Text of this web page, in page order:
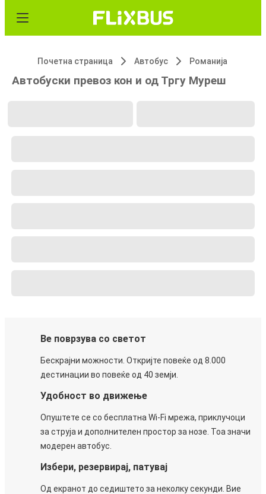
Почетна страница Автобус Романија
Автобуски превоз кон и од Тргу Муреш
Ве поврзува со светот
Бескрајни можности. Откријте повеќе од 8.000
дестинации во повеќе од 40 земји.
Удобност во движење
Опуштете се со бесплатна Wi-Fi мрежа, приклучоци
за струја и дополнителен простор за нозе. Тоа значи
модерен автобус.
Избери, резервирај, патувај
Од екранот до седиштето за неколку секунди. Вие